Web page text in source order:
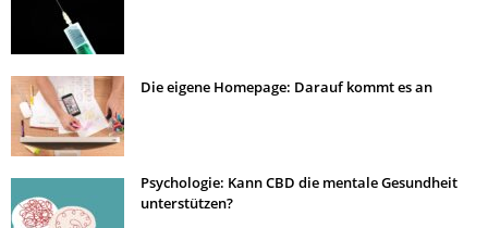
Die eigene Homepage: Darauf kommt es an
Psychologie: Kann CBD die mentale Gesundheit
unterstützen?